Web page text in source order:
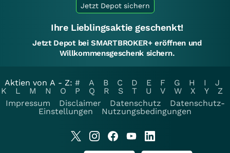
Jetzt Depot sichern
Ihre Lieblingsaktie geschenkt!
Jetzt Depot bei SMARTBROKER+ eröffnen und
Willkommensgeschenk sichern.
Aktien von A - Z: # A B C D E F G H I
J
K
L M N O P Q R S T U V W X Y
Z
Impressum
Disclaimer Datenschutz
Datenschutz-
Einstellungen
Nutzungsbedingungen